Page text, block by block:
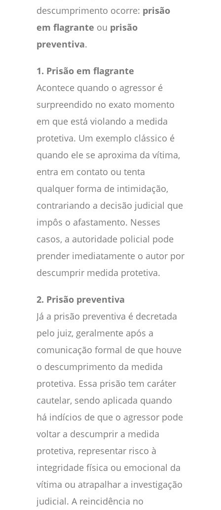
descumprimento ocorre: prisão
em flagrante ou prisão
preventiva.
1. Prisão em flagrante
Acontece quando o agressor é
surpreendido no exato momento
em que está violando a medida
protetiva. Um exemplo clássico é
quando ele se aproxima da vítima,
entra em contato ou tenta
qualquer forma de intimidação,
contrariando a decisão judicial que
impôs o afastamento. Nesses
casos, a autoridade policial pode
prender imediatamente o autor por
descumprir medida protetiva.
2. Prisão preventiva
Já a prisão preventiva é decretada
pelo juiz, geralmente após a
comunicação formal de que houve
o descumprimento da medida
protetiva. Essa prisão tem caráter
cautelar, sendo aplicada quando
há indícios de que o agressor pode
voltar a descumprir a medida
protetiva, representar risco à
integridade física ou emocional da
vítima ou atrapalhar a investigação
judicial. A reincidência no